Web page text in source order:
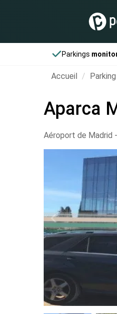
Parkings
Accueil
Aparca
Aéroport de Madrid -